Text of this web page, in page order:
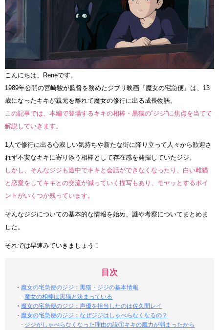
こんにちは、Reneです。
1989年公開の宮崎駿が監督を務めたジブリ映画『魔女の宅急便』は、13
歳になったキキが親元を離れて魔女の修行に出る成長物語。
この記事では、本編で登場するキキの相棒・黒猫の”ジジ”に焦点を当てて
解説していきます。
1人で修行に出る心寂しい気持ちや新たな街に降り立って人々から歓迎さ
れず不安なキキに寄り添う相棒として存在感を発揮していたジジ。
しかし、そんなジジも途中でキキと会話ができなくなったり、白い雌猫
と恋愛をしてキキとの交流が減っていく描写もあり、モヤッとするポイ
ントがいくつか残っています。
そんなジジについての基本的な情報を始め、謎や考察についてまとめま
した。
それでは早速みていきましょう！
目次
・ 魔女の宅急便のジジ：黒猫・ジジの基本情報
- 魔女の相棒は黒猫と決まっている
・ 魔女の宅急便のジジ：声優を担当したのは佐久間レイ
・ 魔女の宅急便のジジ：なぜジジはしゃべらなくなるの？
- ジジがしゃべらなくなった理由の説①キキの魔力が弱まったから